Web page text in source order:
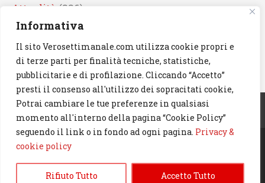
Informativa
Il sito Verosettimanale.com utilizza cookie propri e
di terze parti per finalità tecniche, statistiche,
pubblicitarie e di profilazione. Cliccando “Accetto”
presti il consenso all'utilizzo dei sopracitati cookie,
Potrai cambiare le tue preferenze in qualsiasi
momento all'interno della pagina “Cookie Policy”
seguendo il link o in fondo ad ogni pagina. Privacy &
cookie policy
Rifiuto Tutto Accetto Tutto
Attualità (336)
Eventi(330)
Artisti (241)
News(238)
Cerca
© 2023 Verosettimanale.com. All rights reserved.